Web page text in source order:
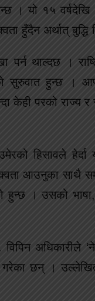
यो १५ वर्षदेखि
हुँदैन अर्थात् बुद्धि
पर्न थाल्दछ ।
सुरुवात हुन्छ ।
परको राज्य र
हिसावले हेर्दा
आउनुका साथै
। उसको भाषा,
अधिकारीले
छन् ।